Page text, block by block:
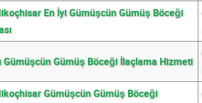
En İyi Gümüşcün Gümüş Böceği
Gümüşcün Gümüş Böceği İlaçlama Hizmeti
Gümüşcün Gümüş Böceği